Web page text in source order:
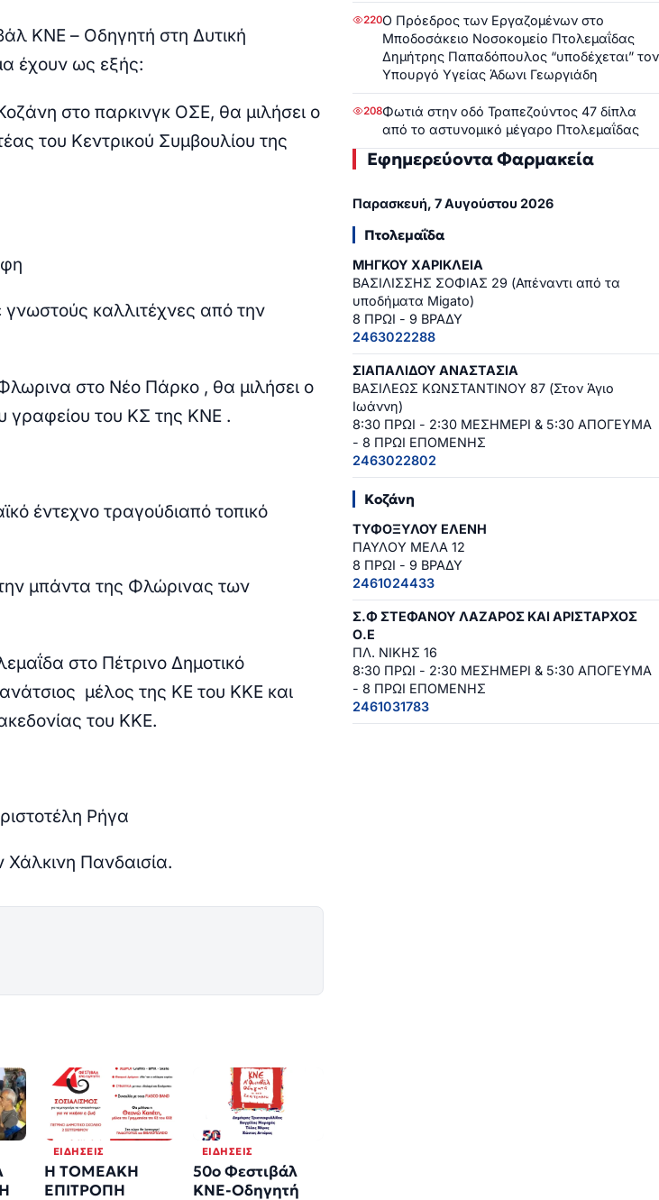
ΚΝΕ – Οδηγητή στη Δυτική
έχουν ως εξής:
στο παρκινγκ ΟΣΕ, θα μιλήσει ο
του Κεντρικού Συμβουλίου της
γνωστούς καλλιτέχνες από την
στο Νέο Πάρκο , θα μιλήσει ο
γραφείου του ΚΣ της ΚΝΕ .
έντεχνο τραγούδιαπό τοπικό
μπάντα της Φλώρινας των
στο Πέτρινο Δημοτικό
μέλος της ΚΕ του ΚΚΕ και
του ΚΚΕ.
Ρήγα
Χάλκινη Πανδαισία.
ΕΙΔΉΣΕΙΣ
H ΤΟΜΕΑΚΗ
ΕΠΙΤΡΟΠΗ
ΕΙΔΉΣΕΙΣ
50ο Φεστιβάλ
ΚΝΕ-Οδηγητή
220Ο Πρόεδρος των Εργαζομένων στο
Μποδοσάκειο Νοσοκομείο Πτολεμαΐδας
Δημήτρης Παπαδόπουλος “υποδέχεται” τον
Υπουργό Υγείας Άδωνι Γεωργιάδη
208Φωτιά στην οδό Τραπεζούντος 47 δίπλα
από το αστυνομικό μέγαρο Πτολεμαΐδας
Εφημερεύοντα Φαρμακεία
Παρασκευή, 7 Αυγούστου 2026
Πτολεμαΐδα
ΜΗΓΚΟΥ ΧΑΡΙΚΛΕΙΑ
ΒΑΣΙΛΙΣΣΗΣ ΣΟΦΙΑΣ 29 (Απέναντι από τα
υποδήματα Migato)
8 ΠΡΩΙ - 9 ΒΡΑΔΥ
2463022288
ΣΙΑΠΑΛΙΔΟΥ ΑΝΑΣΤΑΣΙΑ
ΒΑΣΙΛΕΩΣ ΚΩΝΣΤΑΝΤΙΝΟΥ 87 (Στον Άγιο
Ιωάννη)
8:30 ΠΡΩΙ - 2:30 ΜΕΣΗΜΕΡΙ & 5:30 ΑΠΟΓΕΥΜΑ
- 8 ΠΡΩΙ ΕΠΟΜΕΝΗΣ
2463022802
Κοζάνη
ΤΥΦΟΞΥΛΟΥ ΕΛΕΝΗ
ΠΑΥΛΟΥ ΜΕΛΑ 12
8 ΠΡΩΙ - 9 ΒΡΑΔΥ
2461024433
Σ.Φ ΣΤΕΦΑΝΟΥ ΛΑΖΑΡΟΣ ΚΑΙ ΑΡΙΣΤΑΡΧΟΣ
Ο.Ε
ΠΛ. ΝΙΚΗΣ 16
8:30 ΠΡΩΙ - 2:30 ΜΕΣΗΜΕΡΙ & 5:30 ΑΠΟΓΕΥΜΑ
- 8 ΠΡΩΙ ΕΠΟΜΕΝΗΣ
2461031783